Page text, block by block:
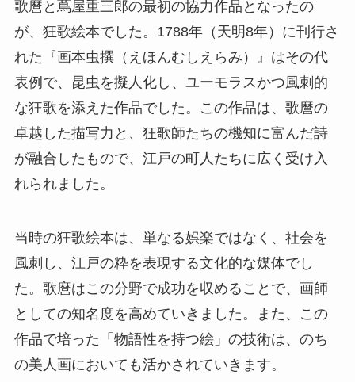
歌麿と蔦屋重三郎の最初の協力作品となったの
が、狂歌絵本でした。1788年（天明8年）に刊行さ
れた『画本虫撰（えほんむしえらみ）』はその代
表例で、昆虫を擬人化し、ユーモラスかつ風刺的
な狂歌を添えた作品でした。この作品は、歌麿の
卓越した描写力と、狂歌師たちの機知に富んだ詩
が融合したもので、江戸の町人たちに広く受け入
れられました。
当時の狂歌絵本は、単なる娯楽ではなく、社会を
風刺し、江戸の粋を表現する文化的な媒体でし
た。歌麿はこの分野で成功を収めることで、画師
としての知名度を高めていきました。また、この
作品で培った「物語性を持つ絵」の技術は、のち
の美人画においても活かされていきます。